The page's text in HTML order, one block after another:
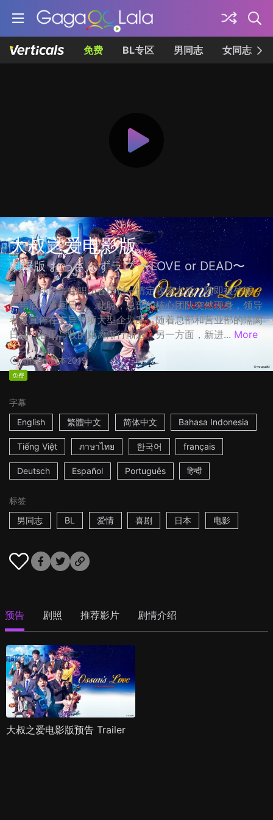
免费 BL专区 男同志 女同志
大叔之爱电影版
劇場版 おっさんずラブ 〜LOVE or DEAD〜
天空不动产鲁蛇职员春田创一情定牧凌太后，随即被外派，
一年后才重回日本。此时，总部的核心团队突然现身，领导
者更宣佈在主导一项大型企划案，随着总部和营业部的隔阂
日深，春田与牧的距离渐行渐远。另一方面，新进... More
1h53m日本2019
免费
字幕
English
繁體中文 简体中文 Bahasa Indonesia
Tiếng Việt ภาษาไทย 한국어 français
Deutsch Español Português हिन्दी
标签
男同志
BL 爱情 喜剧 日本 电影
预告 剧照 推荐影片 剧情介绍
大叔之爱电影版预告 Trailer